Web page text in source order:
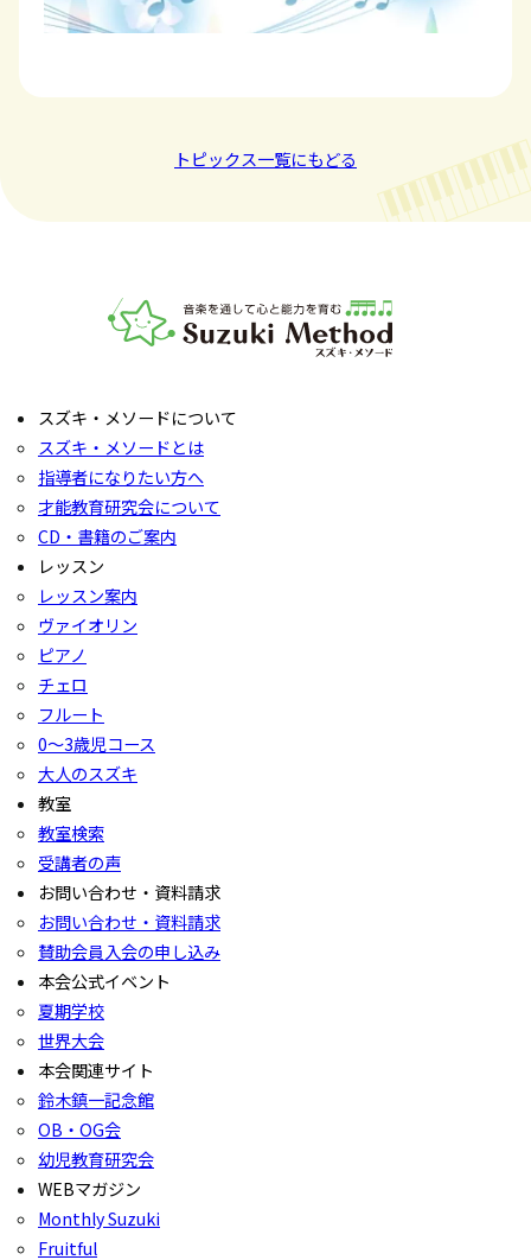
トピックス一覧にもどる
音楽教室スズキ・メソード | 公益社団法人才能教育研究
スズキ・メソードについて
スズキ・メソードとは
指導者になりたい方へ
才能教育研究会について
CD・書籍のご案内
レッスン
レッスン案内
ヴァイオリン
ピアノ
チェロ
フルート
0〜3歳児コース
大人のスズキ
教室
教室検索
受講者の声
お問い合わせ・資料請求
お問い合わせ・資料請求
賛助会員入会の申し込み
本会公式イベント
夏期学校
世界大会
本会関連サイト
鈴木鎮一記念館
OB・OG会
幼児教育研究会
WEBマガジン
Monthly Suzuki
Fruitful